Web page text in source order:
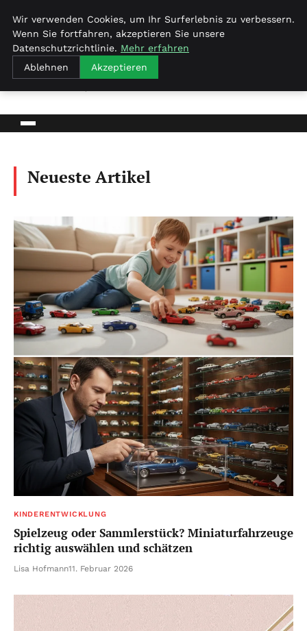
Amelies-welt.de
Neueste Artikel
KINDERENTWICKLUNG
Spielzeug oder Sammlerstück? Miniaturfahrzeuge
richtig auswählen und schätzen
Lisa Hofmann11. Februar 2026
Wir verwenden Cookies, um Ihr Surferlebnis zu verbessern.
Wenn Sie fortfahren, akzeptieren Sie unsere
Datenschutzrichtlinie. Mehr erfahren
Ablehnen
Akzeptieren